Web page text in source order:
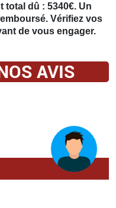
total dû : 5340€. Un
Vérifiez vos
de vous engager.
AVIS